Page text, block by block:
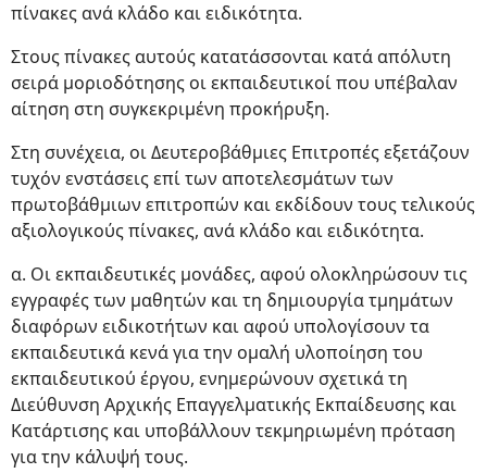
πίνακες ανά κλάδο και ειδικότητα.
Στους πίνακες αυτούς κατατάσσονται κατά απόλυτη
σειρά μοριοδότησης οι εκπαιδευτικοί που υπέβαλαν
αίτηση στη συγκεκριμένη προκήρυξη.
Στη συνέχεια, οι Δευτεροβάθμιες Επιτροπές εξετάζουν
τυχόν ενστάσεις επί των αποτελεσμάτων των
πρωτοβάθμιων επιτροπών και εκδίδουν τους τελικούς
αξιολογικούς πίνακες, ανά κλάδο και ειδικότητα.
α. Οι εκπαιδευτικές μονάδες, αφού ολοκληρώσουν τις
εγγραφές των μαθητών και τη δημιουργία τμημάτων
διαφόρων ειδικοτήτων και αφού υπολογίσουν τα
εκπαιδευτικά κενά για την ομαλή υλοποίηση του
εκπαιδευτικού έργου, ενημερώνουν σχετικά τη
Διεύθυνση Αρχικής Επαγγελματικής Εκπαίδευσης και
Κατάρτισης και υποβάλλουν τεκμηριωμένη πρόταση
για την κάλυψή τους.